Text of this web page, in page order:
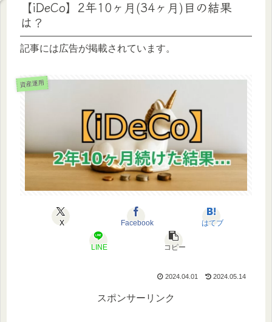
【iDeCo】2年10ヶ月(34ヶ月)目の結果
は？
記事には広告が掲載されています。
資産運用
X Facebook はてブ
LINE コピー
2024.04.01 2024.05.14
スポンサーリンク